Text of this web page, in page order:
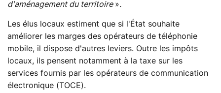
d'aménagement du territoire ».
Les élus locaux estiment que si l'État souhaite
améliorer les marges des opérateurs de téléphonie
mobile, il dispose d'autres leviers. Outre les impôts
locaux, ils pensent notamment à la taxe sur les
services fournis par les opérateurs de communication
électronique (TOCE).